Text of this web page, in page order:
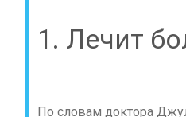
1. Лечит
По словам доктора